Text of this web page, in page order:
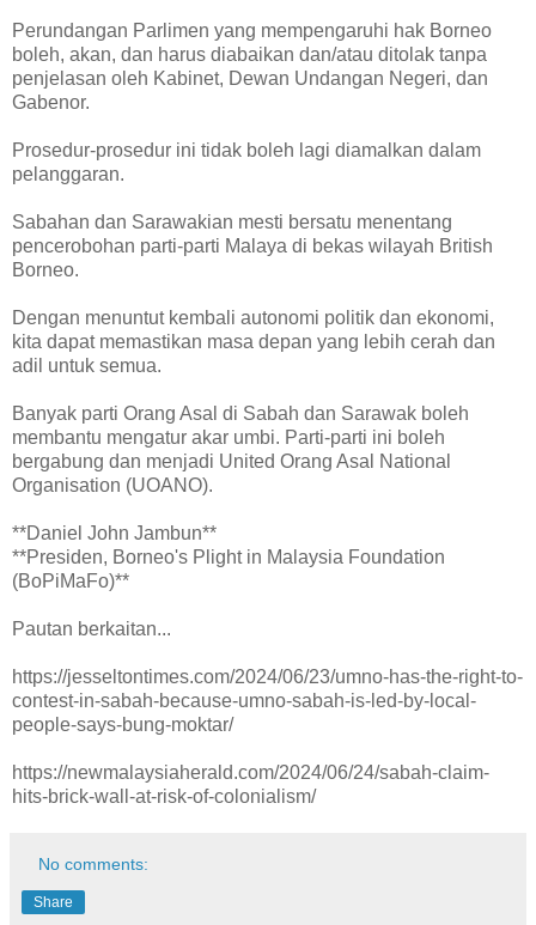
Perundangan Parlimen yang mempengaruhi hak Borneo
boleh, akan, dan harus diabaikan dan/atau ditolak tanpa
penjelasan oleh Kabinet, Dewan Undangan Negeri, dan
Gabenor.
Prosedur-prosedur ini tidak boleh lagi diamalkan dalam
pelanggaran.
Sabahan dan Sarawakian mesti bersatu menentang
pencerobohan parti-parti Malaya di bekas wilayah British
Borneo.
Dengan menuntut kembali autonomi politik dan ekonomi,
kita dapat memastikan masa depan yang lebih cerah dan
adil untuk semua.
Banyak parti Orang Asal di Sabah dan Sarawak boleh
membantu mengatur akar umbi. Parti-parti ini boleh
bergabung dan menjadi United Orang Asal National
Organisation (UOANO).
**Daniel John Jambun**
**Presiden, Borneo's Plight in Malaysia Foundation
(BoPiMaFo)**
Pautan berkaitan...
https://jesseltontimes.com/2024/06/23/umno-has-the-right-to-
contest-in-sabah-because-umno-sabah-is-led-by-local-
people-says-bung-moktar/
https://newmalaysiaherald.com/2024/06/24/sabah-claim-
hits-brick-wall-at-risk-of-colonialism/
No comments:
Share